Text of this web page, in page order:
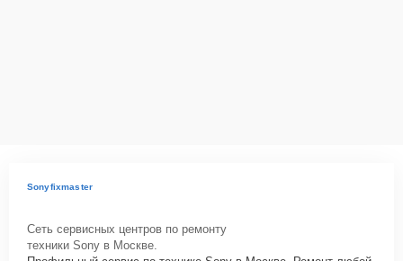
Sonyfixmaster
Сеть сервисных центров по ремонту
техники Sony в Москве.